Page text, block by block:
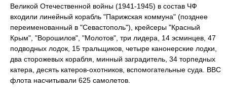
Великой Отечественной войны (1941-1945) в состав ЧФ
входили линейный корабль "Парижская коммуна" (позднее
переименованный в "Севастополь"), крейсеры "Красный
Крым", "Ворошилов", "Молотов", три лидера, 14 эсминцев, 47
подводных лодок, 15 тральщиков, четыре канонерские лодки,
два сторожевых корабля, минный заградитель, 34 торпедных
катера, десять катеров-охотников, вспомогательные суда. ВВС
флота насчитывали 625 самолетов.